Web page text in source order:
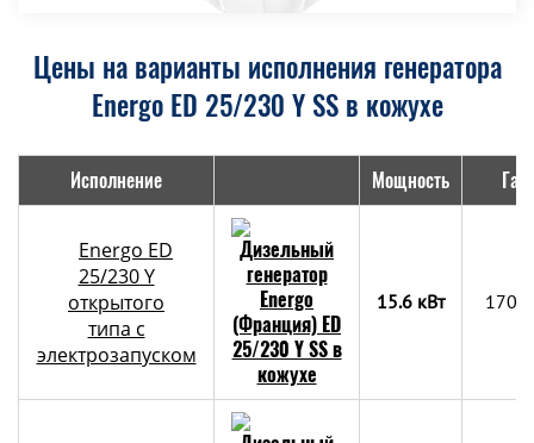
Цены на варианты исполнения генератора
Energo ED 25/230 Y SS в кожухе
Исполнение Мощность
Energo ED
25/230 Y
открытого
типа с
электрозапуском
15.6 кВт